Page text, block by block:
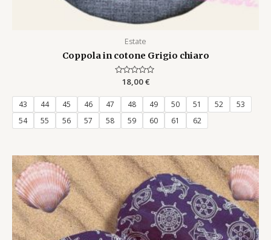
Estate
Coppola in cotone Grigio chiaro
Rated
out
18,00€
43 44 45 46 47 48 49 50 51 52
53
54
55 56 57 58 59 60 61 62